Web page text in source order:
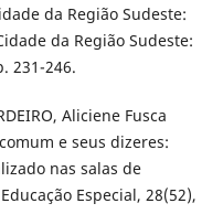
da Região Sudeste:
da Região Sudeste:
231-246.
Aliciene Fusca
e seus dizeres:
nas salas de
Especial, 28(52),